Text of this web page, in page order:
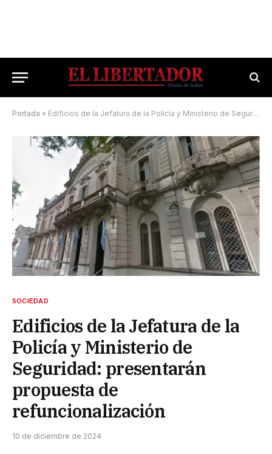
Portada » Edificios de la Jefatura de la Policía y Ministerio de Seguridad: presentarán propuesta de refuncionalización
SOCIEDAD
Edificios de la Jefatura de la
Policía y Ministerio de
Seguridad: presentarán
propuesta de
refuncionalización
10 de diciembre de 2024